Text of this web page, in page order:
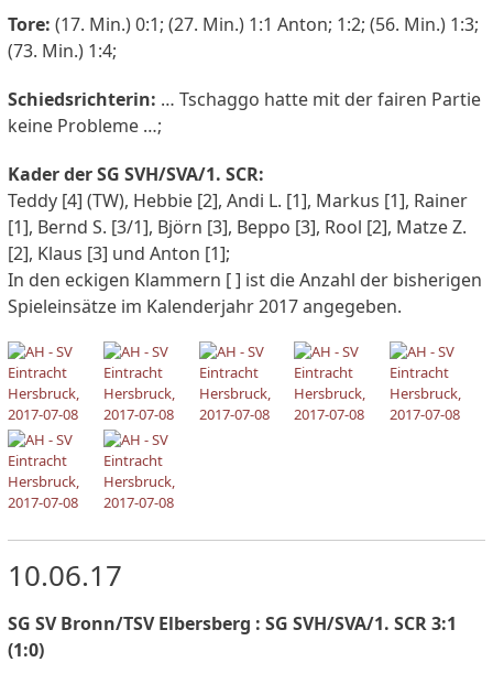
Tore: (17. Min.) 0:1; (27. Min.) 1:1 Anton; 1:2; (56. Min.) 1:3;
(73. Min.) 1:4;
Schiedsrichterin: … Tschaggo hatte mit der fairen Partie
keine Probleme …;
Kader der SG SVH/SVA/1. SCR:
Teddy [4] (TW), Hebbie [2], Andi L. [1], Markus [1], Rainer
[1], Bernd S. [3/1], Björn [3], Beppo [3], Rool [2], Matze Z.
[2], Klaus [3] und Anton [1];
In den eckigen Klammern [ ] ist die Anzahl der bisherigen
Spieleinsätze im Kalenderjahr 2017 angegeben.
10.06.17
SG SV Bronn/TSV Elbersberg : SG SVH/SVA/1. SCR 3:1
(1:0)